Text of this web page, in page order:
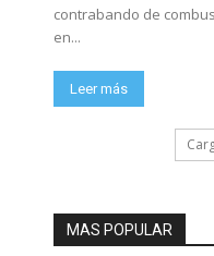
contrabando de
en...
Leer más
MAS POPULAR